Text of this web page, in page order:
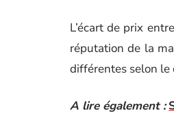
L’écart de prix
réputation de la
différentes selon
A lire également :